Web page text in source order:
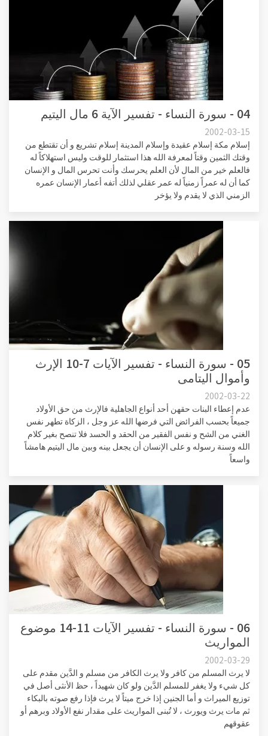
04 - سورة النساء - تفسير الآية 6 مال اليتيم
2002-03-15
إسلام مكة إسلام عقيدة وإسلام المدينة إسلام تشريع و أن تقتطع من
وقتك الثمين وقتاً لمعرفة الله هذا استثمار للوقت وليس استهلاكاً له
فالعلم خير من المال لأن العلم يحرسك وأنت تحرس المال و الإنسان
كما أن له عمراً زمنياً له عمر عقلي لذلك أتفه أعمار الإنسان عمره
الزمني الذي لا يقدم ولا يؤخر
05 - سورة النساء - تفسير الآيات 7-10 الإرث
وأموال اليتامى
2002-03-22
عدم إعطاء البنات حقهن أحد أنواع الجاهلية فالإرث من حق الأولاد
جميعاً بحسب الفرائض التي فرضها الله عز وجل ، الزكاة تطهر نفس
الغني من الشح و نفس الفقير من الحقد و الحسد فلا تنصح بغير كلام
الله وسنة رسوله و على الإنسان أن يجعل بينه وبين مال اليتيم هامشاً
واسعاً
06 - سورة النساء - تفسير الآيات 11-14 موضوع
المواريث
2002-03-29
لا يرث المسلم من كافر ولا يرث الكافر من مسلم و الدَّين مقدم على
كل شيء ولا يغفر للمسلم الدَّين ولو كان شهيداً ، حظ الأنثى أصل في
توزيع الميراث و أما الجنين إذا خرج ميتاً لا يرث فإذا رفع صوته بالبكاء
ثم مات يرث ويورث ، لا تُبنى المواريث على مقدار نفع الأولاد وبرهم أو
عقوقهم